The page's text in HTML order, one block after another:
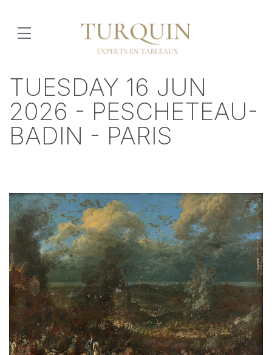
TUESDAY 16 JUN
2026 - PESCHETEAU-
BADIN - PARIS